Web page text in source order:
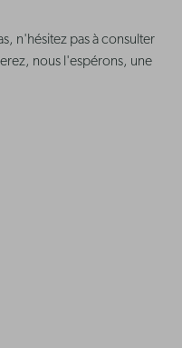
n'hésitez pas à consulter
nous l'espérons, une